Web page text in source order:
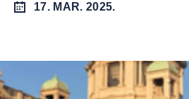
17. MAR. 2025.